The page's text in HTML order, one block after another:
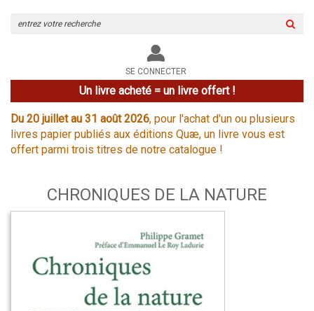
le
site
SE CONNECTER
Un livre acheté = un livre offert !
Du 20 juillet au 31 août 2026, pour l'achat d'un ou plusieurs
livres papier publiés aux éditions Quæ, un livre vous est
offert parmi trois titres de notre catalogue !
CHRONIQUES DE LA NATURE